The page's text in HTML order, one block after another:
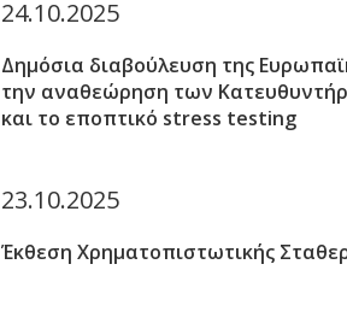
24.10.2025
Δημόσια διαβούλευση της
την αναθεώρηση των
και το εποπτικό stress testing
23.10.2025
Έκθεση Χρηματοπιστωτικής